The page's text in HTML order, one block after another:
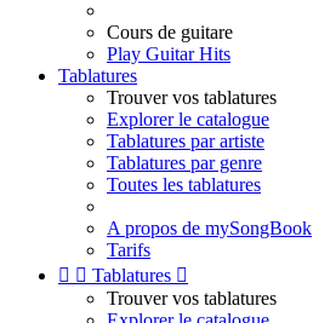
Cours de guitare
Play Guitar Hits
Tablatures
Trouver vos tablatures
Explorer le catalogue
Tablatures par artiste
Tablatures par genre
Toutes les tablatures
A propos de mySongBook
Tarifs
  Tablatures 
Trouver vos tablatures